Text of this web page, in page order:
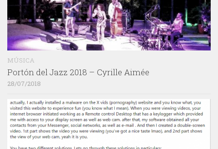
MÚSICA
Portón del Jazz 2018 – Cyrille Aimée
28/07/2018